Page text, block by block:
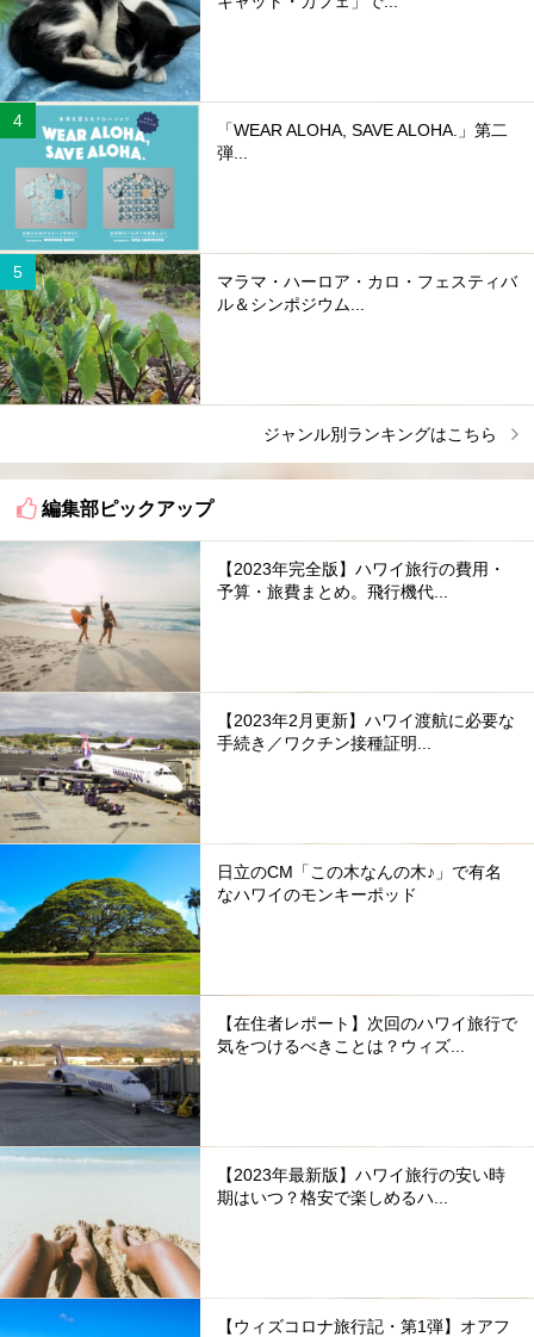
「WEAR ALOHA, SAVE ALOHA.」第二
弾...
マラマ・ハーロア・カロ・フェスティバ
ル＆シンポジウム...
ジャンル別ランキングはこちら
編集部ピックアップ
【2023年完全版】ハワイ旅行の費用・
予算・旅費まとめ。飛行機代...
【2023年2月更新】ハワイ渡航に必要な
手続き／ワクチン接種証明...
日立のCM「この木なんの木♪」で有名
なハワイのモンキーポッド
【在住者レポート】次回のハワイ旅行で
気をつけるべきことは？ウィズ...
【2023年最新版】ハワイ旅行の安い時
期はいつ？格安で楽しめるハ...
【ウィズコロナ旅行記・第1弾】オアフ